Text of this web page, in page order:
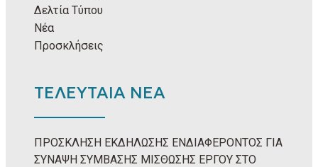
Δελτία Τύπου
Νέα
Προσκλήσεις
ΤΕΛΕΥΤΑΙΑ ΝΕΑ
ΠΡΟΣΚΛΗΣΗ ΕΚΔΗΛΩΣΗΣ ΕΝΔΙΑΦΕΡΟΝΤΟΣ ΓΙΑ
ΣΥΝΑΨΗ ΣΥΜΒΑΣΗΣ ΜΙΣΘΩΣΗΣ ΕΡΓΟΥ ΣΤΟ